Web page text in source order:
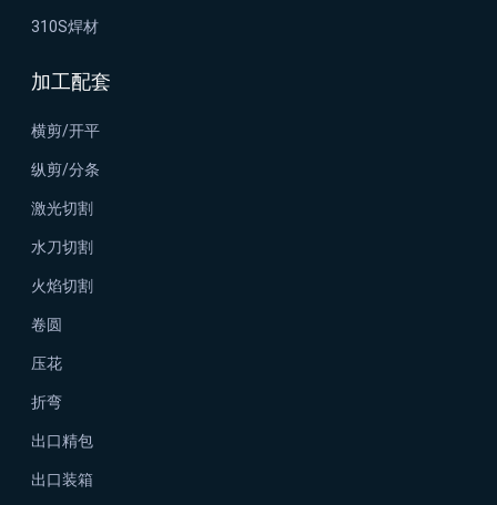
310S焊材
加工配套
横剪/开平
纵剪/分条
激光切割
水刀切割
火焰切割
卷圆
压花
折弯
出口精包
出口装箱